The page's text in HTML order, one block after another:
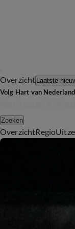
Overzicht Laatste
Volg Hart van Nederland
Zoeken
OverzichtRegio